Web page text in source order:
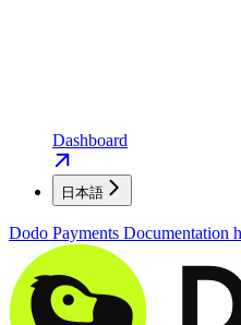
Dashboard
日本語
Dodo Payments Documentation